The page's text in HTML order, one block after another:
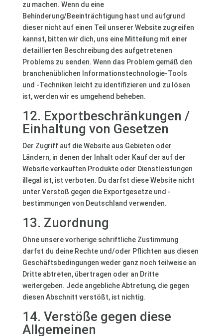
zu machen. Wenn du eine
Behinderung/Beeinträchtigung hast und aufgrund
dieser nicht auf einen Teil unserer Website zugreifen
kannst, bitten wir dich, uns eine Mitteilung mit einer
detaillierten Beschreibung des aufgetretenen
Problems zu senden. Wenn das Problem gemäß den
branchenüblichen Informationstechnologie-Tools
und -Techniken leicht zu identifizieren und zu lösen
ist, werden wir es umgehend beheben.
12. Exportbeschränkungen /
Einhaltung von Gesetzen
Der Zugriff auf die Website aus Gebieten oder
Ländern, in denen der Inhalt oder Kauf der auf der
Website verkauften Produkte oder Dienstleistungen
illegal ist, ist verboten. Du darfst diese Website nicht
unter Verstoß gegen die Exportgesetze und -
bestimmungen von Deutschland verwenden.
13. Zuordnung
Ohne unsere vorherige schriftliche Zustimmung
darfst du deine Rechte und/oder Pflichten aus diesen
Geschäftsbedingungen weder ganz noch teilweise an
Dritte abtreten, übertragen oder an Dritte
weitergeben. Jede angebliche Abtretung, die gegen
diesen Abschnitt verstößt, ist nichtig.
14. Verstöße gegen diese
Allgemeinen